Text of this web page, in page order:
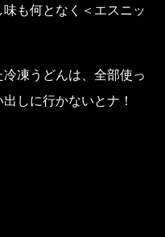
も何となく＜エスニッ
凍うどんは、全部使っ
しに行かないとナ！